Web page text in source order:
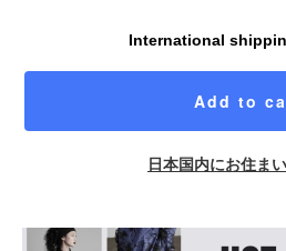
International
Add to
日本国内にお住ま